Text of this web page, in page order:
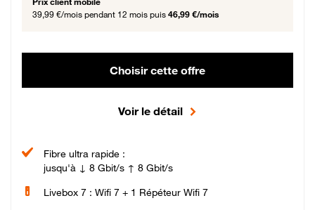
39,99 €/mois pendant 12 mois puis 46,99 €/mois
Choisir cette offre
Voir le détail
Fibre ultra rapide :
jusqu'à ↓ 8 Gbit/s ↑ 8 Gbit/s
Livebox 7 : Wifi 7 + 1 Répéteur Wifi 7